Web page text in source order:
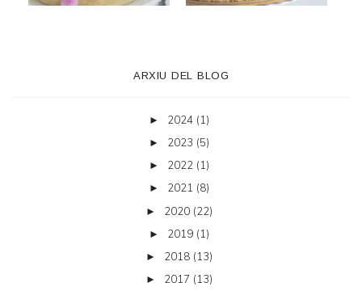
ARXIU DEL BLOG
► 2024 (1)
► 2023 (5)
► 2022 (1)
► 2021 (8)
► 2020 (22)
► 2019 (1)
► 2018 (13)
► 2017 (13)